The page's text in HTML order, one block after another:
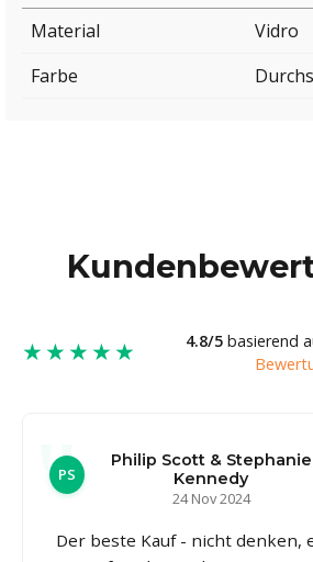
Material
Vidro
Farbe
★★★★★ 4.8/5basierend
PS
Philip Scott & Stephanie
Kennedy
24 Nov 2024
Der beste Kauf - nicht denken,